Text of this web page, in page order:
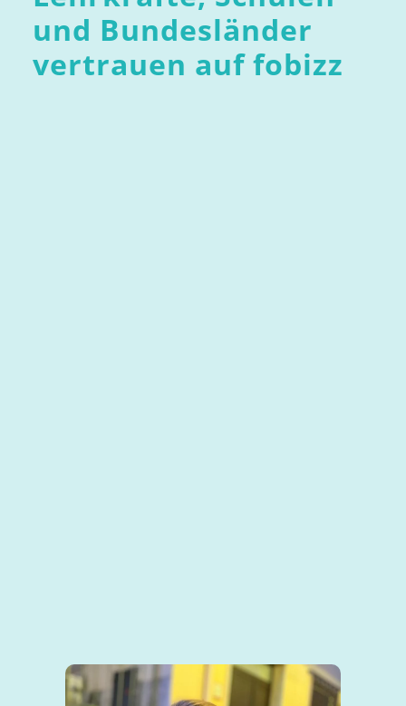
und Bundesländer
vertrauen auf fobizz